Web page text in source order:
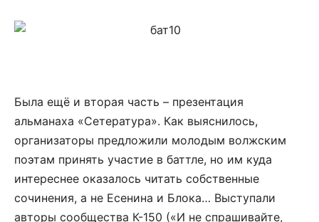
Была ещё и вторая часть – презентация
альманаха «Сетература». Как выяснилось,
организаторы предложили молодым волжским
поэтам принять участие в баттле, но им куда
интереснее оказалось читать собственные
сочинения, а не Есенина и Блока… Выступали
авторы сообщества К-150 («И не спрашивайте,